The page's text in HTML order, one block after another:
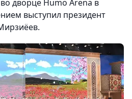
дворце Humo Arena в
выступил президент